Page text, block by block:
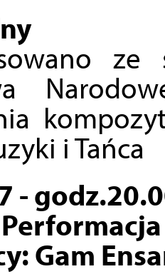
i Tańca
-
Gam